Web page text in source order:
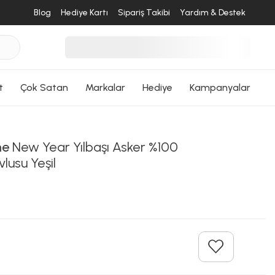
Blog Hediye Kartı Sipariş Takibi Yardım & Destek
Çok Satan Markalar Hediye Kampanyalar
Dön
New Year Yılbaşı Asker %100
Yeşil